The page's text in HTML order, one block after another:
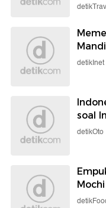
detikInet
soal
detikOto